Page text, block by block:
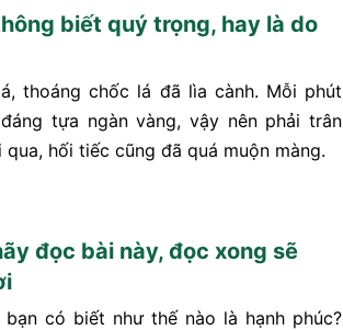
biết quý trọng, hay là do
thoáng chốc lá đã lìa cành. Mỗi phút
tựa ngàn vàng, vậy nên phải trân
hối tiếc cũng đã quá muộn màng.
đọc bài này, đọc xong sẽ
có biết như thế nào là hạnh phúc?